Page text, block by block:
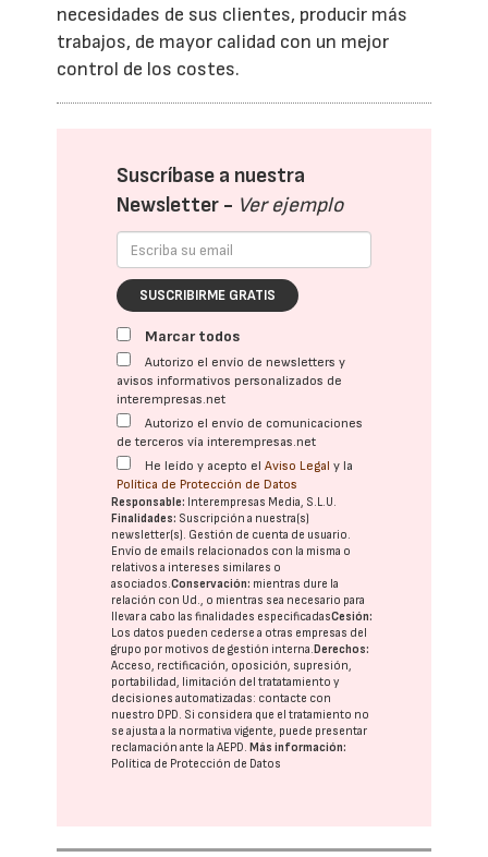
necesidades de sus clientes, producir más
trabajos, de mayor calidad con un mejor
control de los costes.
Suscríbase a nuestra
Newsletter - Ver ejemplo
SUSCRIBIRME GRATIS
Marcar todos
Autorizo el envío de newsletters y
avisos informativos personalizados de
interempresas.net
Autorizo el envío de comunicaciones
de terceros vía interempresas.net
He leído y acepto elAviso Legal y la
Política de Protección de Datos
Responsable: Interempresas Media, S.L.U.
Finalidades: Suscripción a nuestra(s)
newsletter(s). Gestión de cuenta de usuario.
Envío de emails relacionados con la misma o
relativos a intereses similares o
asociados.Conservación: mientras dure la
relación con Ud., o mientras sea necesario para
llevar a cabo las finalidades especificadasCesión:
Los datos pueden cederse a otras empresas del
grupo por motivos de gestión interna. Derechos:
Acceso, rectificación, oposición, supresión,
portabilidad, limitación del tratatamiento y
decisiones automatizadas: contacte con
nuestro DPD. Si considera que el tratamiento no
se ajusta a la normativa vigente, puede presentar
reclamación ante laAEPD. Más información:
Política de Protección de Datos